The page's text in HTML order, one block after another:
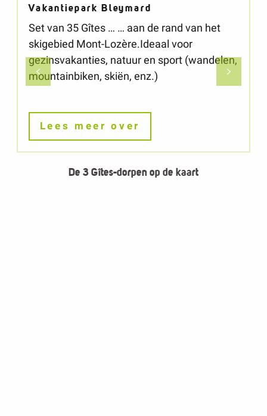
Vakantiepark Bleymard
Set van 35 Gîtes … … aan de rand van het
skigebied Mont-Lozère.Ideaal voor
gezinsvakanties, natuur en sport (wandelen,
mountainbiken, skiën, enz.)
Lees meer over
De 3 Gîtes-dorpen op de kaart